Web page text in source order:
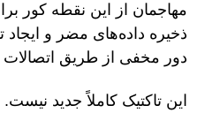
مهاجمان از این نقطه کور
ذخیره داده‌های مضر و
دور مخفی از طریق اتصالات SSH سوءاستفاده می‌کنند.
این تاکتیک کاملاً جدید